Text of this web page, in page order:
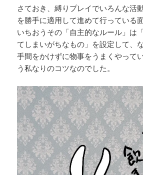
さておき、縛りプレイでいろんな活
を勝手に適用して進めて行っている
いちおうその「自主的なルール」は
てしまいがちなもの」を設定して、
手間をかけずに物事をうまくやって
う私なりのコツなのでした。